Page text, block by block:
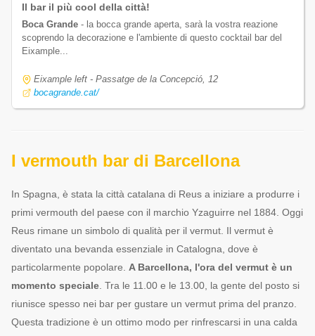
Il bar il più cool della città!
Boca Grande - la bocca grande aperta, sarà la vostra reazione
scoprendo la decorazione e l'ambiente di questo cocktail bar del
Eixample...
Eixample left - Passatge de la Concepció, 12
bocagrande.cat/
I vermouth bar di Barcellona
In Spagna, è stata la città catalana di Reus a iniziare a produrre i
primi vermouth del paese con il marchio Yzaguirre nel 1884. Oggi
Reus rimane un simbolo di qualità per il vermut. Il vermut è
diventato una bevanda essenziale in Catalogna, dove è
particolarmente popolare. A Barcellona, l'ora del vermut è un
momento speciale . Tra le 11.00 e le 13.00, la gente del posto si
riunisce spesso nei bar per gustare un vermut prima del pranzo.
Questa tradizione è un ottimo modo per rinfrescarsi in una calda